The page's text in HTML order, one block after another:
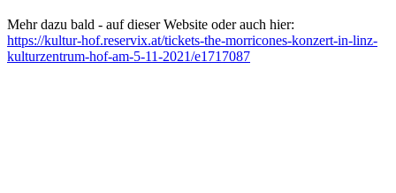
Mehr dazu bald - auf dieser Website oder auch hier:
https://kultur-hof.reservix.at/tickets-the-morricones-konzert-in-linz-
kulturzentrum-hof-am-5-11-2021/e1717087